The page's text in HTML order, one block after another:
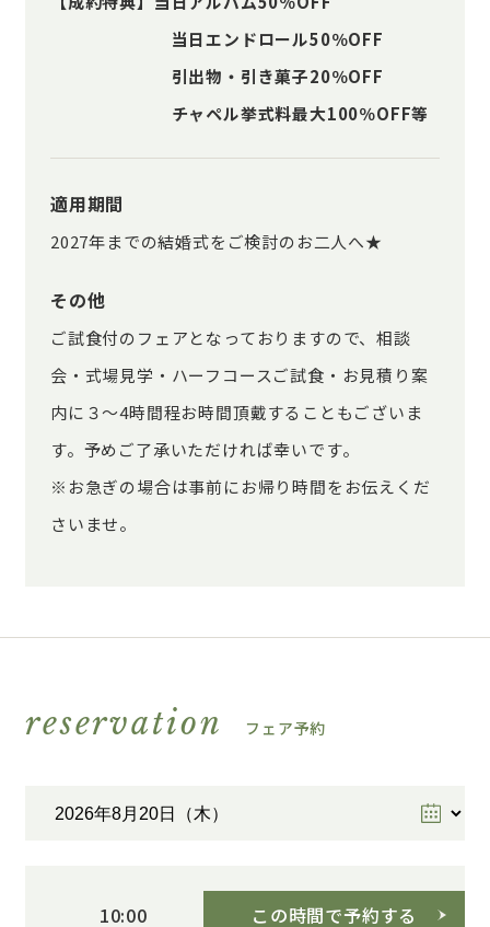
当日エンドロール50％OFF
引出物・引き菓子20％OFF
チャペル挙式料最大100％OFF等
適用期間
2027年までの結婚式をご検討のお二人へ★
その他
ご試食付のフェアとなっておりますので、相談
会・式場見学・ハーフコースご試食・お見積り案
内に３～4時間程お時間頂戴することもございま
す。予めご了承いただければ幸いです。
※お急ぎの場合は事前にお帰り時間をお伝えくだ
さいませ。
reservation フェア予約
10:00 この時間で予約する